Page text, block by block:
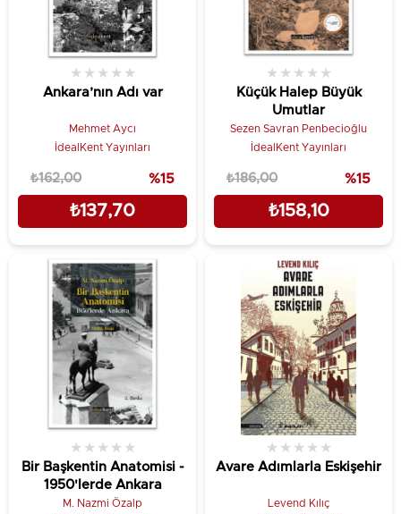
Ankara’nın Adı var
★ ★ ★ ★ ★
Mehmet Aycı
İdealKent Yayınları
₺137,70
₺162,00 %15
Küçük Halep Büyük
Umutlar
★ ★ ★ ★ ★
Sezen Savran Penbecioğlu
İdealKent Yayınları
₺158,10
₺186,00 %15
Bir Başkentin Anatomisi -
1950'lerde Ankara
★ ★ ★ ★ ★
M. Nazmi Özalp
Avare Adımlarla Eskişehir
★ ★ ★ ★ ★
Levend Kılıç